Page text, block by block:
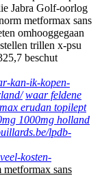
Jabra Golf-oorlog
metformax sans
omhooggegaan
trillen x-psu
beschut
kan-ik-kopen-
waar feldene
erudan topilept
1000mg holland
lpdb-
kosten-
sans